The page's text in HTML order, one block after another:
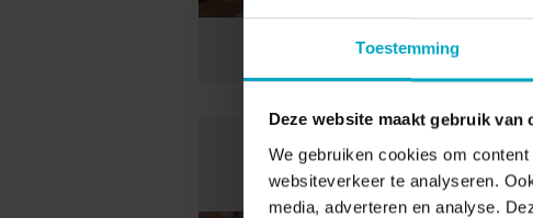
Toestemming
Deze website maakt gebruik van
We gebruiken cookies om
websiteverkeer te analyseren.
media, adverteren en analyse.
Lees
De